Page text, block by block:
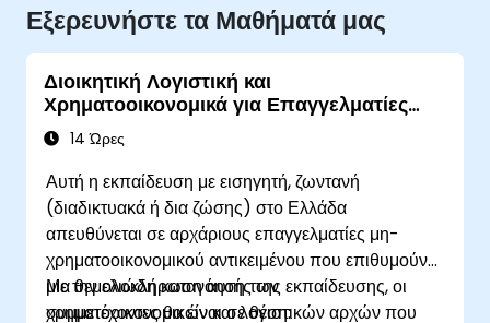
Εξερευνήστε τα Μαθήματά μας
Διοικητική Λογιστική και
Χρηματοοικονομικά για Επαγγελματίες
Μη-Χρηματοοικονομικού Αντικειμένου
14 Ώρες
Αυτή η εκπαίδευση με εισηγητή, ζωντανή
(διαδικτυακά ή δια ζώσης) στο Ελλάδα
απευθύνεται σε αρχάριους επαγγελματίες μη-
χρηματοοικονομικού αντικειμένου που επιθυμούν
μια θεμελιώδη κατανόηση των
χρηματοοικονομικών και λογιστικών αρχών που
Με την ολοκλήρωση αυτής της εκπαίδευσης, οι
συμμετέχοντες θα είναι σε θέση: